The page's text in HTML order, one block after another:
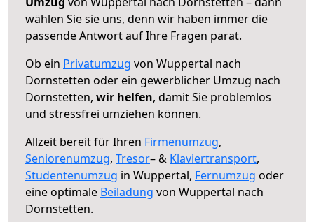
wählen Sie sie uns, denn wir haben immer die
passende Antwort auf Ihre Fragen parat.
Ob ein Privatumzug von Wuppertal nach
Dornstetten oder ein gewerblicher Umzug nach
Dornstetten, wir helfen, damit Sie problemlos
und stressfrei umziehen können.
Allzeit bereit für Ihren Firmenumzug,
Seniorenumzug, Tresor– & Klaviertransport,
Studentenumzug in Wuppertal, Fernumzug oder
eine optimale Beiladung von Wuppertal nach
Dornstetten.